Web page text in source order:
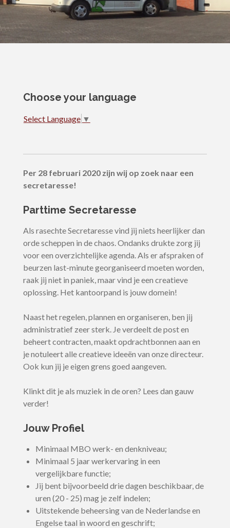
Choose your language
Select Language ▼
Per 28 februari 2020 zijn wij op zoek naar een
secretaresse!
Parttime Secretaresse
Als rasechte Secretaresse vind jij niets heerlijker dan
orde scheppen in de chaos. Ondanks drukte zorg jij
voor een overzichtelijke agenda. Als er afspraken of
beurzen last-minute georganiseerd moeten worden,
raak jij niet in paniek, maar vind je een creatieve
oplossing. Het kantoorpand is jouw domein!
Naast het regelen, plannen en organiseren, ben jij
administratief zeer sterk. Je verdeelt de post en
beheert contracten, maakt opdrachtbonnen aan en
je notuleert alle creatieve ideeën van onze directeur.
Ook kun jij je eigen grens goed aangeven.
Klinkt dit je als muziek in de oren? Lees dan gauw
verder!
Jouw Profiel
Minimaal MBO werk- en denkniveau;
Minimaal 5 jaar werkervaring in een
vergelijkbare functie;
Jij bent bijvoorbeeld drie dagen beschikbaar, de
uren (20 - 25) mag je zelf indelen;
Uitstekende beheersing van de Nederlandse en
Engelse taal in woord en geschrift;